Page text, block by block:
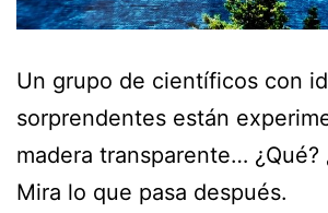
Un grupo de científicos con
sorprendentes están
madera transparente… ¿Qué?
Mira lo que pasa después.